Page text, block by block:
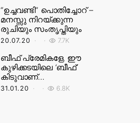
“ഉച്ചവണ്ടി” പൊതിച്ചോറ് –
മനസ്സു നിറയ്ക്കുന്ന
രുചിയും സംതൃപ്തിയും
20.07.20 7.7K
ബീഫ് പ്രേമികളേ, ഈ
കുഴിക്കടയിലെ ‘ബീഫ്’
കിടുവാണ്…
31.01.20 6.8K